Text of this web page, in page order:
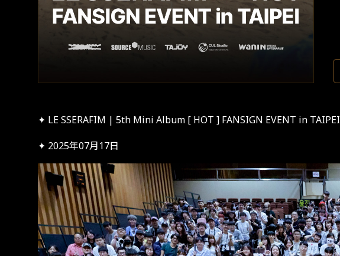
✦ LE SSERAFIM | 5th Mini Album [ HOT ] FANSIGN EVENT in TAIPEI
✦ 2025年07月17日